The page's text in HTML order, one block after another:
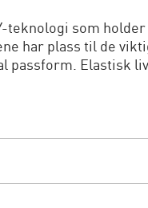
teknologi som
har plass til de
passform. Elastisk